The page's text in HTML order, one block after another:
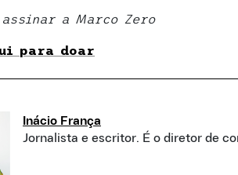
a Marco Zero
para doar
Inácio França
Jornalista e escritor. É o diretor de